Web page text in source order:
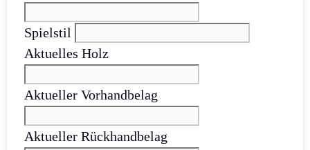
Spielstil
Aktuelles Holz
Aktueller Vorhandbelag
Aktueller Rückhandbelag